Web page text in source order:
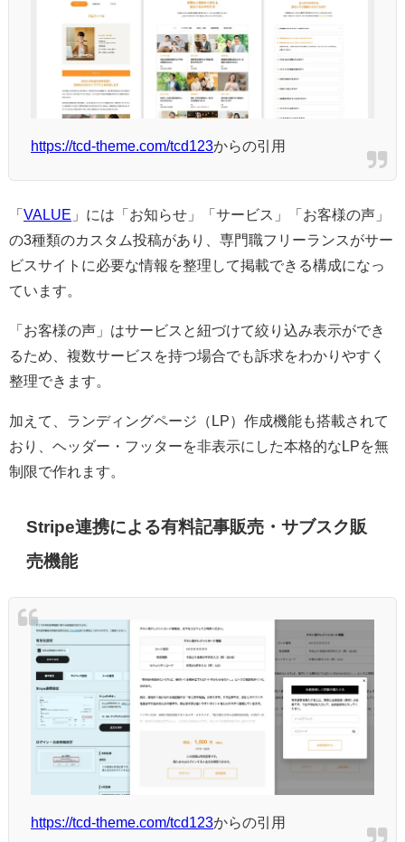
https://tcd-theme.com/tcd123からの引用
「 VALUE 」には「お知らせ」「サービス」「お客様の声」
の3種類のカスタム投稿があり、専門職フリーランスがサー
ビスサイトに必要な情報を整理して掲載できる構成になっ
ています。
「お客様の声」はサービスと紐づけて絞り込み表示ができ
るため、複数サービスを持つ場合でも訴求をわかりやすく
整理できます。
加えて、ランディングページ（LP）作成機能も搭載されて
おり、ヘッダー・フッターを非表示にした本格的なLPを無
制限で作れます。
Stripe連携による有料記事販売・サブスク販
売機能
https://tcd-theme.com/tcd123からの引用